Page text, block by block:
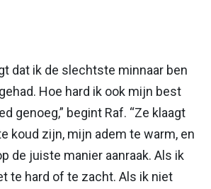
dat ik de slechtste minnaar ben
Hoe hard ik ook mijn best
genoeg,” begint Raf. “Ze klaagt
koud zijn, mijn adem te warm, en
de juiste manier aanraak. Als ik
te hard of te zacht. Als ik niet